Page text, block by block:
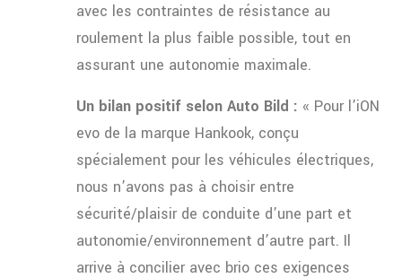
avec les contraintes de résistance au
roulement la plus faible possible, tout en
assurant une autonomie maximale.
Un bilan positif selon Auto Bild : « Pour l’iON
evo de la marque Hankook, conçu
spécialement pour les véhicules électriques,
nous n’avons pas à choisir entre
sécurité/plaisir de conduite d’une part et
autonomie/environnement d’autre part. Il
arrive à concilier avec brio ces exigences